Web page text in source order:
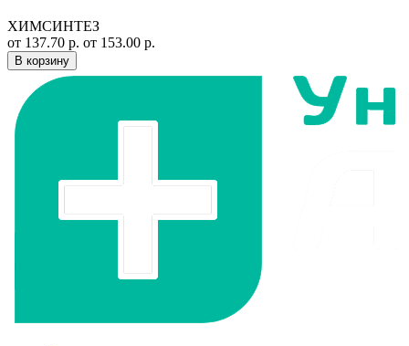
ХИМСИНТЕЗ
от 137.70 р. от 153.00 р.
В корзину